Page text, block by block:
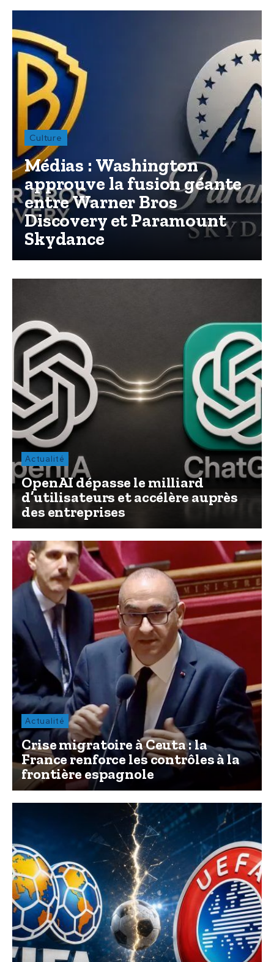
Culture
Médias : Washington
approuve la fusion géante
entre Warner Bros
Discovery et Paramount
Skydance
Actualité
OpenAI dépasse le milliard
d’utilisateurs et accélère auprès
des entreprises
Actualité
Crise migratoire à Ceuta : la
France renforce les contrôles à la
frontière espagnole